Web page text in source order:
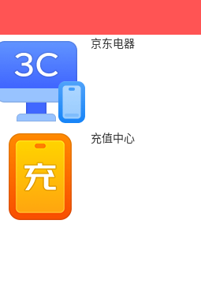
京东电器
充值中心